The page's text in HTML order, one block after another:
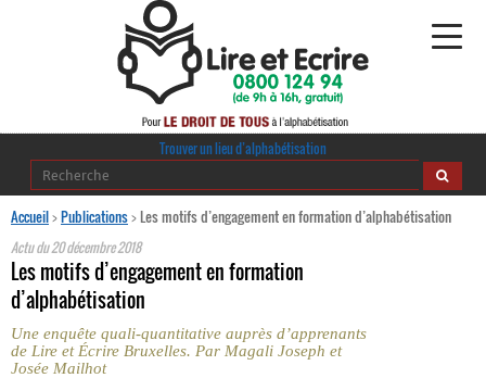
Alphabétisation
Trouver un lieu d’alphabétisation
Accueil>Publications>Les motifs d’engagement en formation d’alphabétisation
Actu du20 décembre 2018
Les motifs d’engagement en formation
d’alphabétisation
Une enquête quali-quantitative auprès d’apprenants
de Lire et Écrire Bruxelles. Par Magali Joseph et
Josée Mailhot